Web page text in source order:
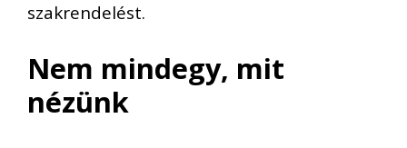
szakrendelést.
Nem mindegy, mit
nézünk